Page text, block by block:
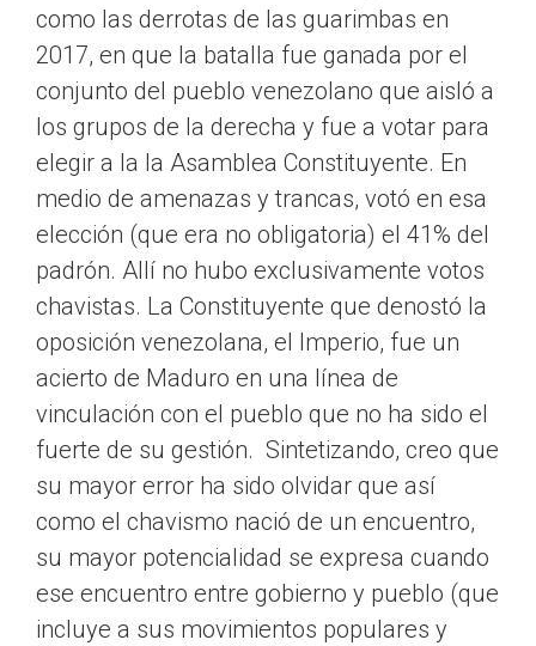
como las derrotas de las guarimbas en
2017, en que la batalla fue ganada por el
conjunto del pueblo venezolano que aisló a
los grupos de la derecha y fue a votar para
elegir a la la Asamblea Constituyente. En
medio de amenazas y trancas, votó en esa
elección (que era no obligatoria) el 41% del
padrón. Allí no hubo exclusivamente votos
chavistas. La Constituyente que denostó la
oposición venezolana, el Imperio, fue un
acierto de Maduro en una línea de
vinculación con el pueblo que no ha sido el
fuerte de su gestión. Sintetizando, creo que
su mayor error ha sido olvidar que así
como el chavismo nació de un encuentro,
su mayor potencialidad se expresa cuando
ese encuentro entre gobierno y pueblo (que
incluye a sus movimientos populares y